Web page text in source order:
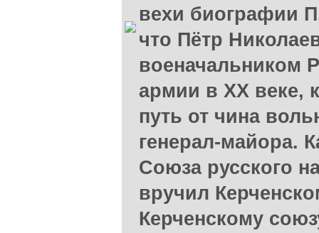
вехи биографии
что Пётр
военачальником
армии в XX веке,
путь от чина
генерал-майора.
Союза русского
вручил
Керченскому